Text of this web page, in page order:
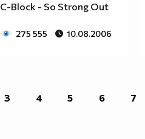
C-Block - So Strong Out
275 555 10.08.2006
3 4 5 6 7